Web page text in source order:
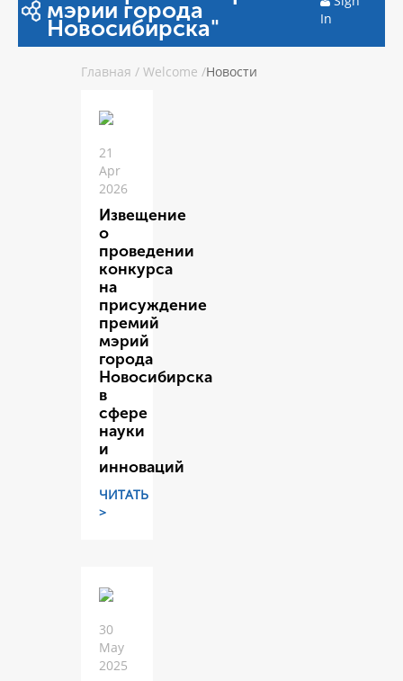
мэрии города
Новосибирска"
In
Главная / Welcome /Новости
21
Apr
2026
Извещение
о
проведении
конкурса
на
присуждение
премий
мэрий
города
Новосибирска
в
сфере
науки
и
инноваций
ЧИТАТЬ
>
30
May
2025